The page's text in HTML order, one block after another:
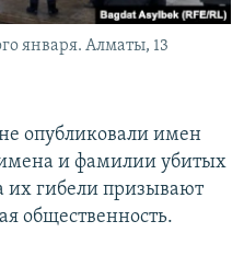
января. Алматы, 13
опубликовали имен
и фамилии убитых
их гибели призывают
общественность.